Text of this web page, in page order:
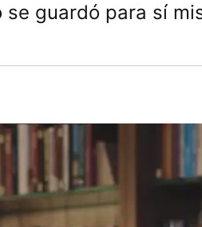
guardó para sí